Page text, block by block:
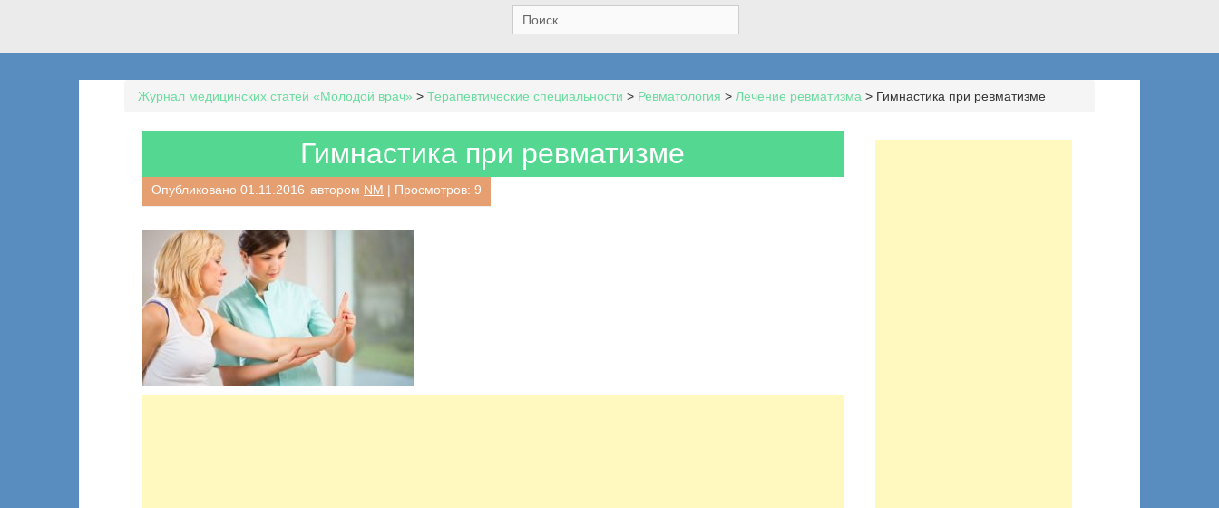
e
a
h
:
Журнал медицинских статей «Молодой врач» > Терапевтические специальности > Ревматология > Лечение ревматизма > Гимнастика при ревматизме
Гимнастика при ревматизме
Опубликовано 01.11.2016 автором NM | Просмотров: 9